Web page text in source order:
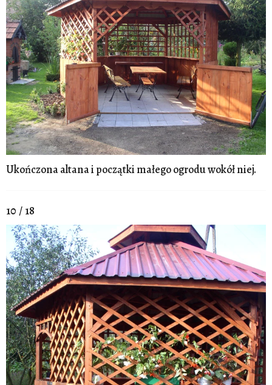
Ukończona altana i początki małego ogrodu wokół niej.
10 / 18